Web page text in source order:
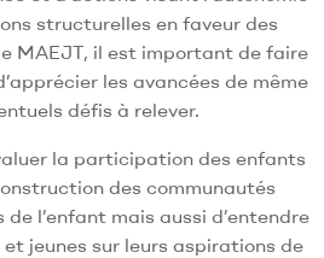
structurelles en faveur des
MAEJT, il est important de faire
les avancées de même
défis à relever.
la participation des enfants
des communautés
l’enfant mais aussi d’entendre
jeunes sur leurs aspirations de